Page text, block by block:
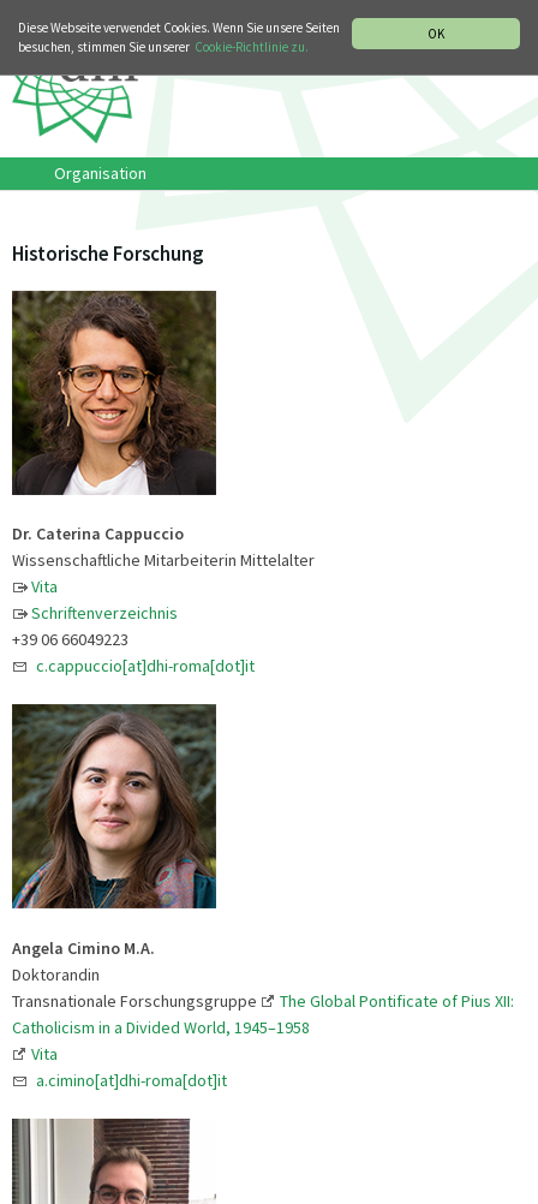
OK
Diese Webseite verwendet Cookies. Wenn Sie unsere Seiten
besuchen, stimmen Sie unserer Cookie-Richtlinie zu.
Organisation
Historische Forschung
Dr. Caterina Cappuccio
Wissenschaftliche Mitarbeiterin Mittelalter
Vita
Schriftenverzeichnis
+39 06 66049223
c.cappuccio[at]dhi-roma[dot]it
Angela Cimino M.A.
Doktorandin
Transnationale Forschungsgruppe
The Global Pontificate of Pius XII:
Catholicism in a Divided World, 1945–1958
Vita
a.cimino[at]dhi-roma[dot]it